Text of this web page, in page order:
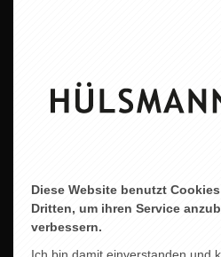
Diese Website benutzt
Dritten, um ihren Service
verbessern.
Ich bin damit einverstanden und